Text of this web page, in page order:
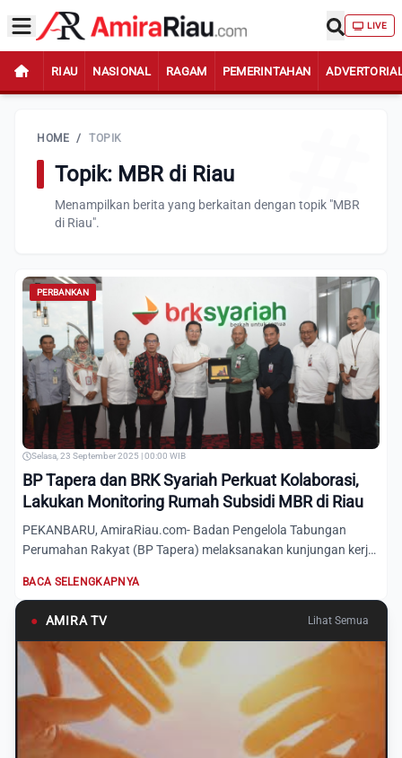
LIVE
RIAU NASIONAL RAGAM PEMERINTAHAN
HOME / TOPIK
Topik: MBR di Riau
Menampilkan berita yang berkaitan dengan topik "MBR
di Riau".
PERBANKAN
Selasa, 23 September 2025 | 00:00 WIB
BP Tapera dan BRK Syariah Perkuat Kolaborasi,
Lakukan Monitoring Rumah Subsidi MBR di Riau
PEKANBARU, AmiraRiau.com- Badan Pengelola Tabungan
Perumahan Rakyat (BP Tapera) melaksanakan kunjungan kerja
BACA SELENGKAPNYA
● AMIRA TV Lihat Semua